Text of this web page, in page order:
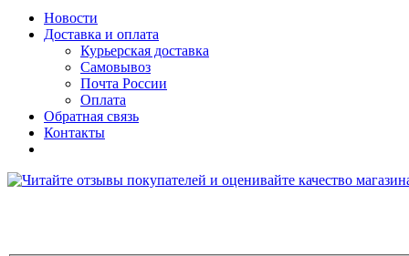
Новости
Доставка и оплата
Курьерская доставка
Самовывоз
Почта России
Оплата
Обратная связь
Контакты